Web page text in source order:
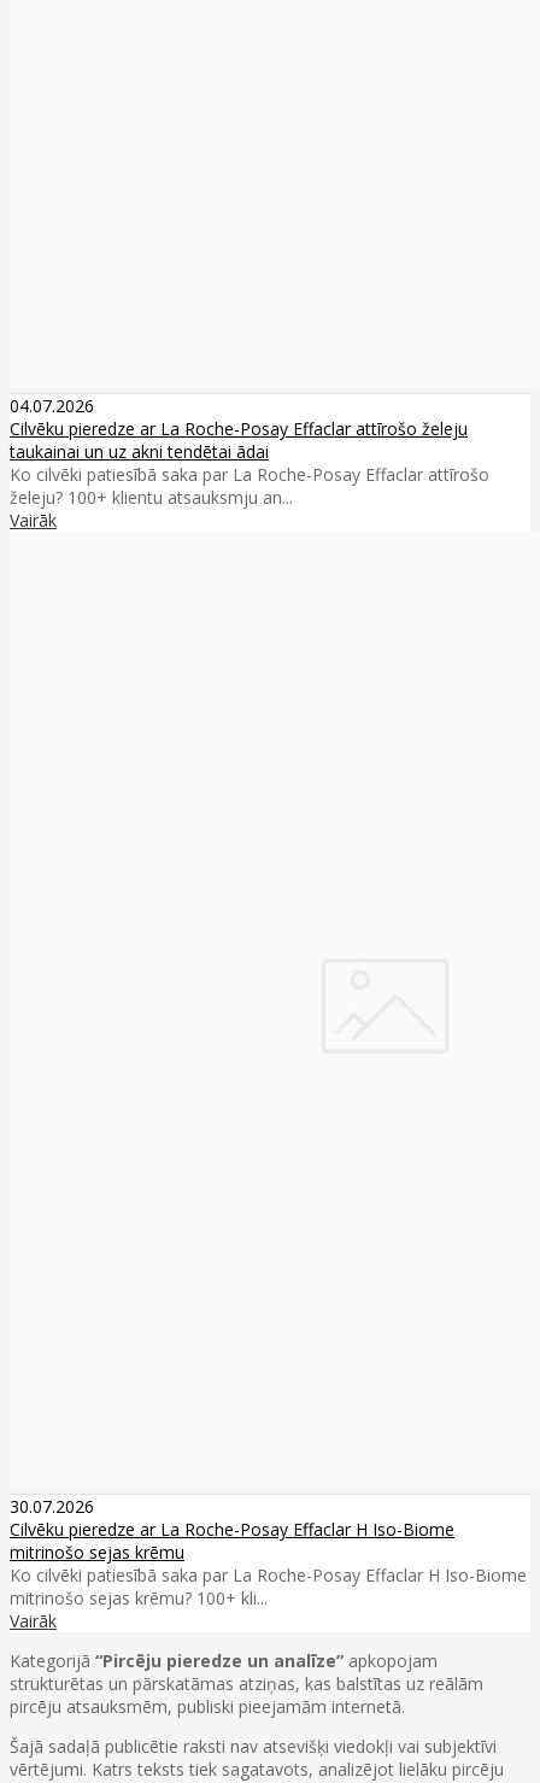
04.07.2026
Cilvēku pieredze ar La Roche-Posay Effaclar attīrošo želeju
taukainai un uz akni tendētai ādai
Ko cilvēki patiesībā saka par La Roche-Posay Effaclar attīrošo
želeju? 100+ klientu atsauksmju an...
Vairāk
30.07.2026
Cilvēku pieredze ar La Roche-Posay Effaclar H Iso-Biome
mitrinošo sejas krēmu
Ko cilvēki patiesībā saka par La Roche-Posay Effaclar H Iso-Biome
mitrinošo sejas krēmu? 100+ kli...
Vairāk
Kategorijā “Pircēju pieredze un analīze” apkopojam
strukturētas un pārskatāmas atziņas, kas balstītas uz reālām
pircēju atsauksmēm, publiski pieejamām internetā.
Šajā sadaļā publicētie raksti nav atsevišķi viedokļi vai subjektīvi
vērtējumi. Katrs teksts tiek sagatavots, analizējot lielāku pircēju